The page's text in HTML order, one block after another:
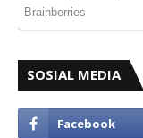
SOSIAL MEDIA